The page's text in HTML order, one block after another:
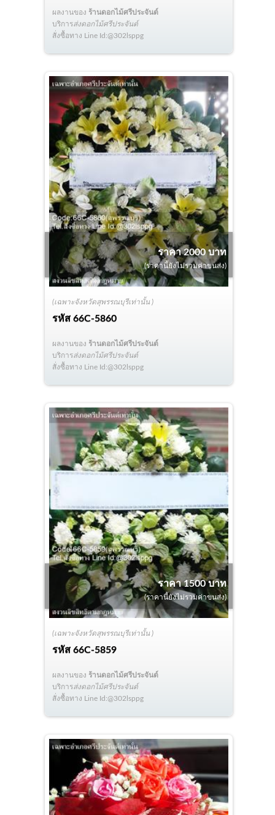
ผลงานของ ร้านดอกไม้ศรีประจันต์
บริการส่งดอกไม้ศรีประจันต์
สั่งซื้อทาง Line Id:@302lsppg
(เฉพาะจังหวัดสุพรรณบุรีเท่านั้น )
รหัส66C-5860
ราคา 2000 บาท
(ราคานี้ยังไม่รวมค่าขนส่ง)
ผลงานของ ร้านดอกไม้ศรีประจันต์
บริการส่งดอกไม้ศรีประจันต์
สั่งซื้อทาง Line Id:@302lsppg
(เฉพาะจังหวัดสุพรรณบุรีเท่านั้น )
รหัส66C-5859
ราคา 1500 บาท
(ราคานี้ยังไม่รวมค่าขนส่ง)
ผลงานของ ร้านดอกไม้ศรีประจันต์
บริการส่งดอกไม้ศรีประจันต์
สั่งซื้อทาง Line Id:@302lsppg